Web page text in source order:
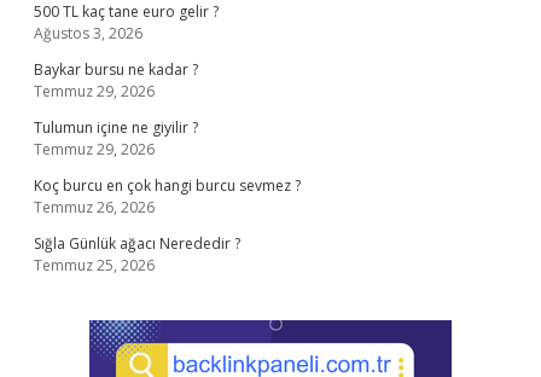
500 TL kaç tane euro gelir ?
Ağustos 3, 2026
Baykar bursu ne kadar ?
Temmuz 29, 2026
Tulumun içine ne giyilir ?
Temmuz 29, 2026
Koç burcu en çok hangi burcu sevmez ?
Temmuz 26, 2026
Sığla Günlük ağacı Nerededir ?
Temmuz 25, 2026